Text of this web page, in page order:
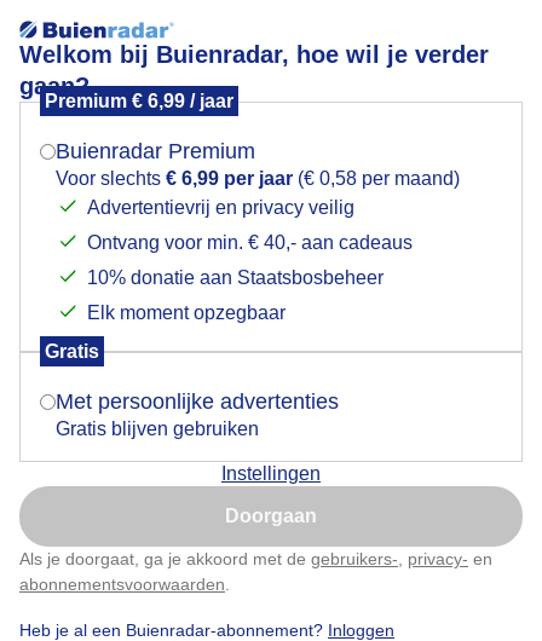
Welkom bij Buienradar, hoe wil je verder
gaan?
Premium € 6,99 / jaar
Buienradar Premium
Voor slechts € 6,99 per jaar (€ 0,58 per maand)
Advertentievrij en privacy veilig
Ontvang voor min. € 40,- aan cadeaus
10% donatie aan Staatsbosbeheer
Elk moment opzegbaar
Gratis
Met persoonlijke advertenties
Gratis blijven gebruiken
Instellingen
Doorgaan
Als je doorgaat, ga je akkoord met de gebruikers- privacy- en
abonnementsvoorwaarden
Heb je al een Buienradar-abonnement? Inloggen
Mooie luchten boven Noordzeekanaal vanmorgen
vroeg
Noordzeekanaal vanmorgen vroeg bij zonsopkomst
Door: Jos Hendriks
Mogen we je locatie gebruiken voor het
Indien je hier nog geen akkoord op hebt gegeven,
verschijnt er zo een pop-up uit je browser waarin
Is goed, toon de popup
Nu niet, misschien later
Klik hierom dit aan te passen